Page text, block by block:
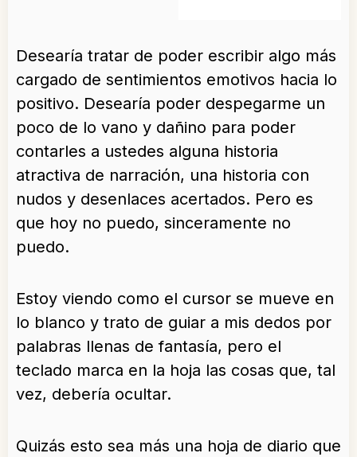
Desearía tratar de poder escribir algo más
cargado de sentimientos emotivos hacia lo
positivo. Desearía poder despegarme un
poco de lo vano y dañino para poder
contarles a ustedes alguna historia
atractiva de narración, una historia con
nudos y desenlaces acertados. Pero es
que hoy no puedo, sinceramente no
puedo.
Estoy viendo como el cursor se mueve en
lo blanco y trato de guiar a mis dedos por
palabras llenas de fantasía, pero el
teclado marca en la hoja las cosas que, tal
vez, debería ocultar.
Quizás esto sea más una hoja de diario que